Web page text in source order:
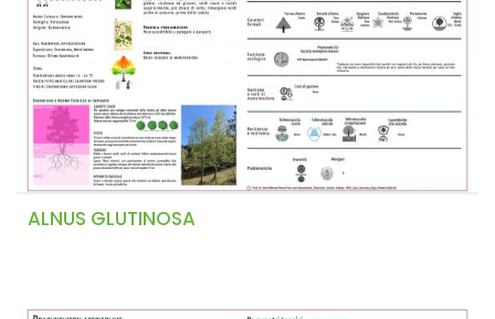
ALNUS GLUTINOSA